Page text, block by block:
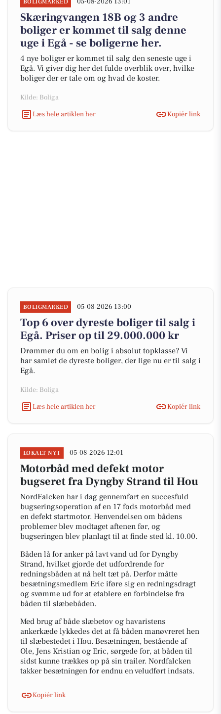
BOLIGMARKED
Skæringvangen 18B og 3 andre
boliger er kommet til salg denne
uge i Egå - se boligerne her.
4 nye boliger er kommet til salg den seneste uge i
Egå. Vi giver dig her det fulde overblik over, hvilke
boliger der er tale om og hvad de koster.
Kilde: Boliga
Læs hele artiklen her
Kopiér link
BOLIGMARKED 05-08-2026 13:00
Top 6 over dyreste boliger til salg i
Egå. Priser op til 29.000.000 kr
Drømmer du om en bolig i absolut topklasse? Vi
har samlet de dyreste boliger, der lige nu er til salg i
Egå.
Kilde: Boliga
Læs hele artiklen her
Kopiér link
LOKALT NYT 05-08-2026 12:01
Motorbåd med defekt motor
bugseret fra Dyngby Strand til Hou
NordFalcken har i dag gennemført en succesfuld
bugseringsoperation af en 17 fods motorbåd med
en defekt startmotor. Henvendelsen om bådens
problemer blev modtaget aftenen før, og
bugseringen blev planlagt til at finde sted kl. 10.00.
Båden lå for anker på lavt vand ud for Dyngby
Strand, hvilket gjorde det udfordrende for
redningsbåden at nå helt tæt på. Derfor måtte
besætningsmedlem Eric iføre sig en redningsdragt
og svømme ud for at etablere en forbindelse fra
båden til slæbebåden.
Med brug af både slæbetov og havaristens
ankerkæde lykkedes det at få båden manøvreret hen
til slæbestedet i Hou. Besætningen, bestående af
Ole, Jens Kristian og Eric, sørgede for, at båden til
sidst kunne trækkes op på sin trailer. Nordfalcken
takker besætningen for endnu en veludført indsats.
Kopiér link